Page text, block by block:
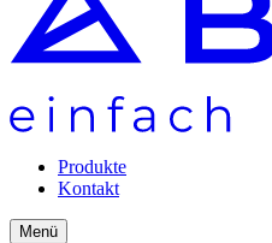
Produkte
Kontakt
Menü